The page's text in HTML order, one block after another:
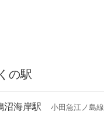
の駅
沼海岸駅 小田急江ノ島線